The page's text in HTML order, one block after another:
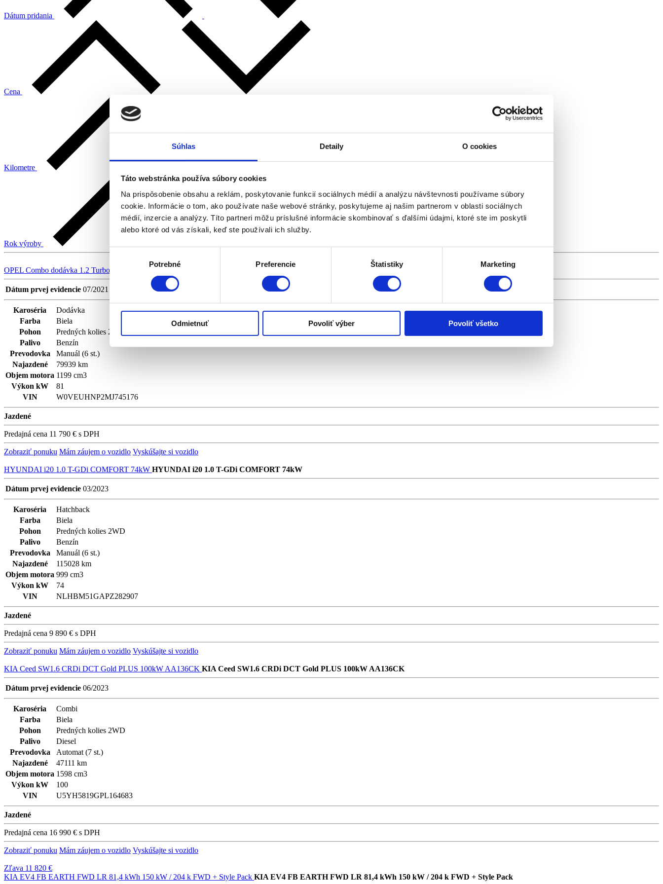
Súhlas Detaily O cookies
Táto webstránka používa súbory cookies
Na prispôsobenie obsahu a reklám, poskytovanie funkcií sociálnych médií a analýzu návštevnosti používame súbory
cookie. Informácie o tom, ako používate naše webové stránky, poskytujeme aj našim partnerom v oblasti sociálnych
médií, inzercie a analýzy. Títo partneri môžu príslušné informácie skombinovať s ďalšími údajmi, ktoré ste im poskytli
alebo ktoré od vás získali, keď ste používali ich služby.
Výber
Potrebné Preferencie Štatistiky Marketing
Odmietnuť Povoliť výber Povoliť všetko
Dátum pridania
Cena
Kilometre
Rok výroby
OPEL Combo dodávka 1.2 Turbo Enjoy 81kW BT618FH
Dátum prvej evidencie 07/2021
Karoséria
Dodávka
Farba
Biela
Pohon
Predných kolies 2WD
Palivo
Benzín
Prevodovka
Manuál (6 st.)
Najazdené
79939 km
Objem motora 1199 cm3
Výkon kW
81
VIN
W0VEUHNP2MJ745176
Jazdené
Predajná cena 11 790 € s DPH
Zobraziť ponuku Mám záujem o vozidlo Vyskúšajte si vozidlo
HYUNDAI i20 1.0 T-GDi COMFORT 74kW HYUNDAI i20 1.0 T-GDi COMFORT 74kW
Dátum prvej evidencie 03/2023
Karoséria
Hatchback
Farba
Biela
Pohon
Predných kolies 2WD
Palivo
Benzín
Prevodovka
Manuál (6 st.)
Najazdené
115028 km
Objem motora 999 cm3
Výkon kW
74
VIN
NLHBM51GAPZ282907
Jazdené
Predajná cena 9 890 € s DPH
Zobraziť ponuku Mám záujem o vozidlo Vyskúšajte si vozidlo
KIA Ceed SW1.6 CRDi DCT Gold PLUS 100kW AA136CK KIA Ceed SW1.6 CRDi DCT Gold PLUS 100kW AA136CK
Dátum prvej evidencie 06/2023
Karoséria
Combi
Farba
Biela
Pohon
Predných kolies 2WD
Palivo
Diesel
Prevodovka
Automat (7 st.)
Najazdené
47111 km
Objem motora 1598 cm3
Výkon kW
100
VIN
U5YH5819GPL164683
Jazdené
Predajná cena 16 990 € s DPH
Zobraziť ponuku Mám záujem o vozidlo Vyskúšajte si vozidlo
Zľava 11 820 €
KIA EV4 FB EARTH FWD LR 81,4 kWh 150 kW / 204 k FWD + Style Pack KIA EV4 FB EARTH FWD LR 81,4 kWh 150 kW / 204 k FWD + Style Pack